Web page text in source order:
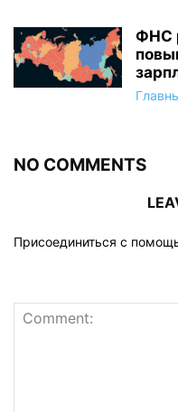
ФНС
NO COMMENTS
Присоединиться с